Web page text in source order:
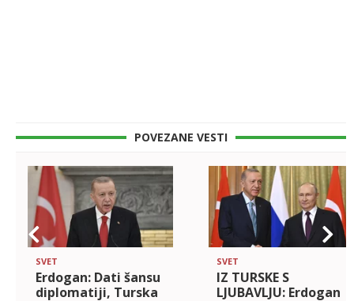
POVEZANE VESTI
SVET
Erdogan: Dati šansu
diplomatiji, Turska
SVET
IZ TURSKE S
LJUBAVLJU: Erdogan